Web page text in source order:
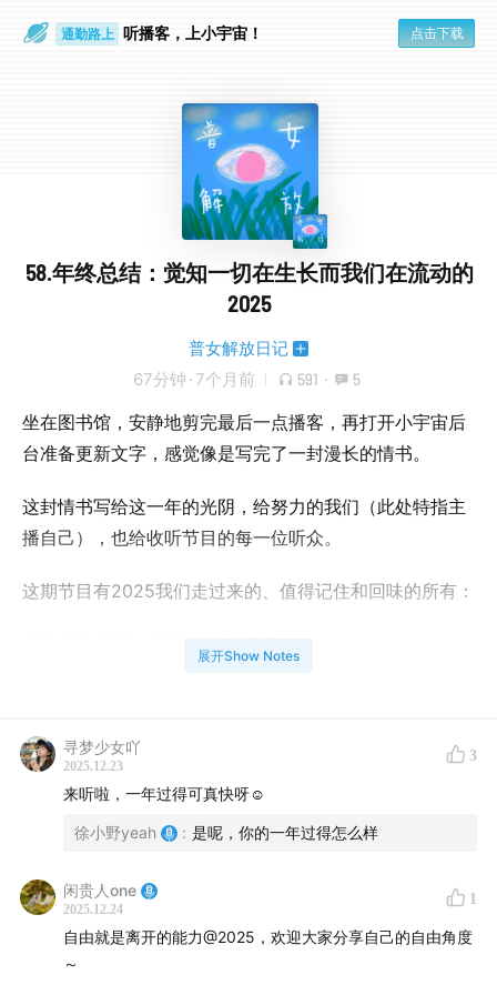
通勤路上 听播客，上小宇宙！ 点击下载
58.年终总结：觉知一切在生长而我们在流动的
2025
普女解放日记
67分钟 · 7个月前 591 · 5
坐在图书馆，安静地剪完最后一点播客，再打开小宇宙后
台准备更新文字，感觉像是写完了一封漫长的情书。
这封情书写给这一年的光阴，给努力的我们（此处特指主
播自己），也给收听节目的每一位听众。
这期节目有2025我们走过来的、值得记住和回味的所有：
日常生活-我们一天天所过的日子；
以及灵魂生活-我们心灵所感受到的解放与呼唤。
2025，外部世界充满了焦虑、下行与不确定。我们庆幸，
在我们努力建设的个人自我秩序中，在我们营造的“附近”
神说，不要怕，要爱。
隔着声波与时空差，我们期待与你共振。也期待2026，继
展开Show Notes
寻梦少女吖
2025.12.23
3
来听啦，一年过得可真快呀☺️
徐小野yeah : 是呢，你的一年过得怎么样
闲贵人one
2025.12.24
1
自由就是离开的能力@2025，欢迎大家分享自己的自由角度
～